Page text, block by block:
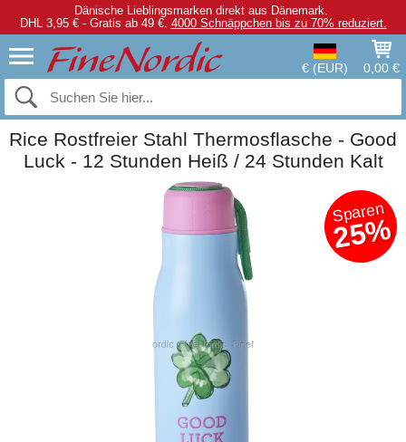
Dänische Lieblingsmarken direkt aus Dänemark.
DHL 3,95 € - Gratis ab 49 €. 4000 Schnäppchen bis zu 70% reduziert.
€ (EUR) 0,00 €
Rice Rostfreier Stahl Thermosflasche - Good
Luck - 12 Stunden Heiß / 24 Stunden Kalt
Sparen
25%